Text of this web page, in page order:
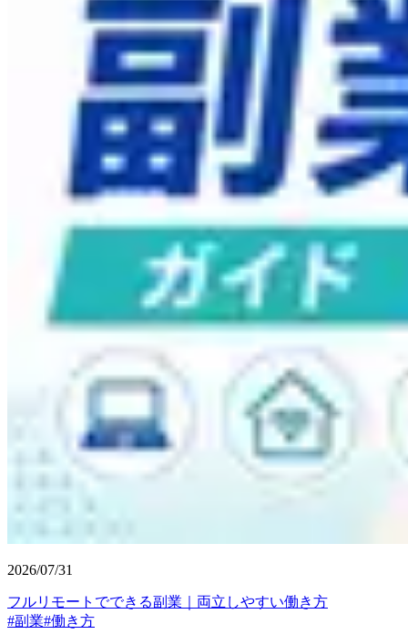
2026/07/31
フルリモートでできる副業｜両立しやすい働き方
#副業#働き方